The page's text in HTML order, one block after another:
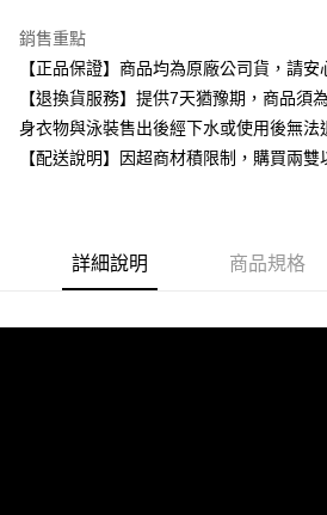
每筆NT$80，滿NT$599(含以上)免運費
7-11取貨付款
每筆NT$80，滿NT$599(含以上)免運費
每筆NT$80，滿NT$599(含以上)免運費
銷售重點
【正品保證】商品均為原廠公司貨，請安
【退換貨服務】提供7天猶豫期，商品須
身衣物與泳裝售出後經下水或使用後無法
【配送說明】因超商材積限制，購買兩雙
詳細說明 商品規格